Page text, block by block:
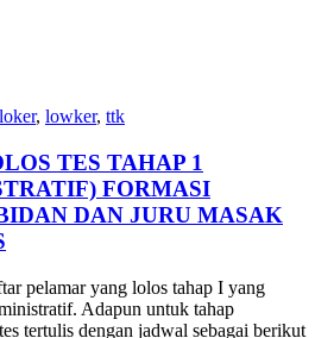
loker, lowker, ttk
TES TAHAP 1
FORMASI
DAN JURU MASAK
pelamar yang lolos tahap I yang
Adapun untuk tahap
tertulis dengan jadwal sebagai berikut